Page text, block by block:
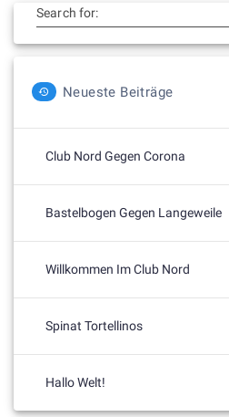
Search for:
Neueste Beiträge
Club Nord Gegen Corona
Bastelbogen Gegen Langeweile
Willkommen Im Club Nord
Spinat Tortellinos
Hallo Welt!